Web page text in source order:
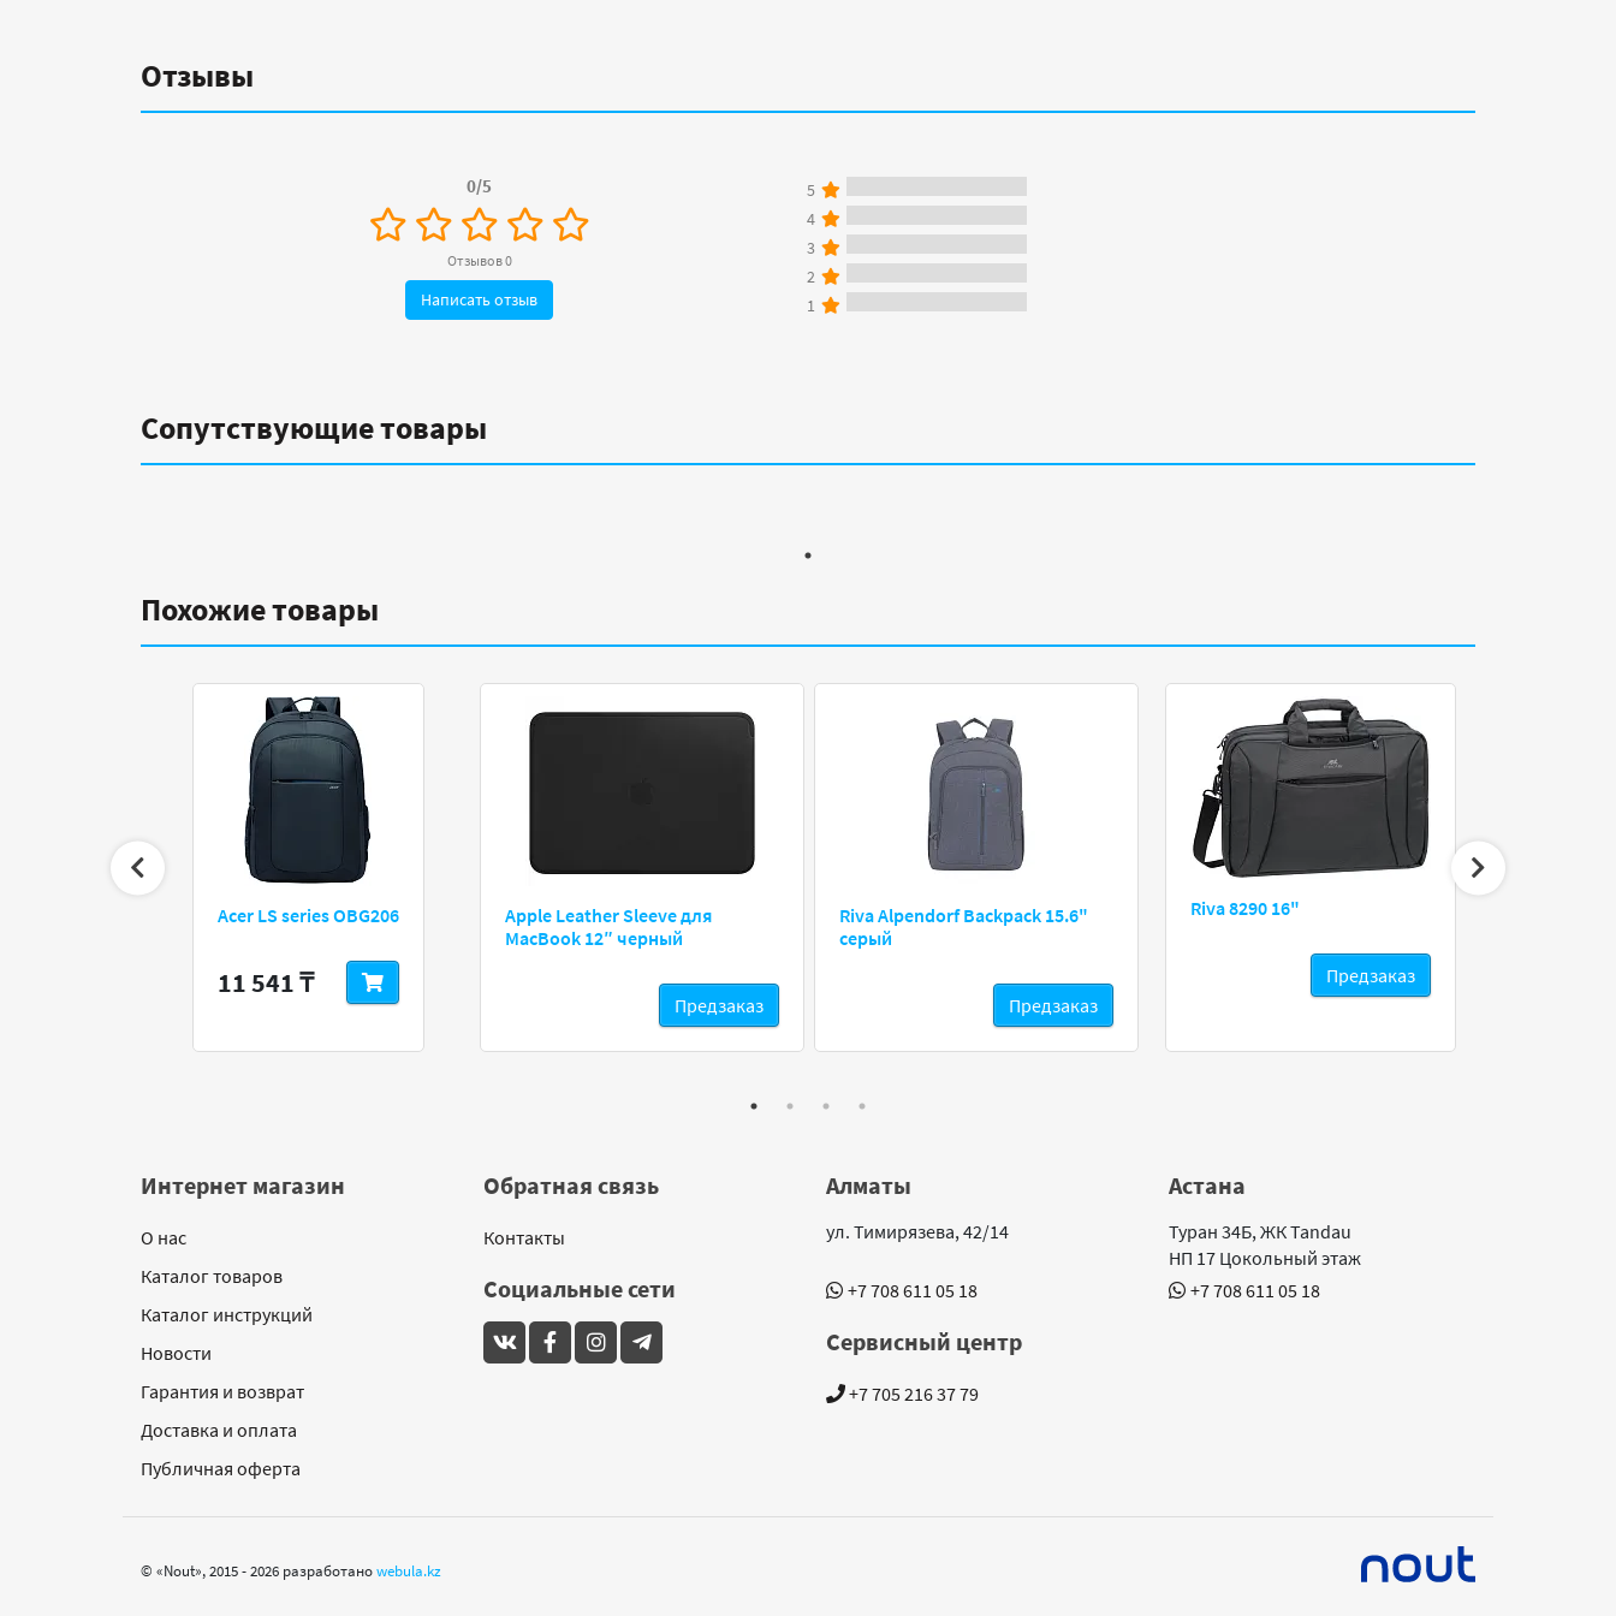
Отзывы
0/5
Отзывов 0
Написать отзыв
5
4
3
2
1
Сопутствующие товары
Похожие товары
Acer LS series OBG206
11 541 ₸
Apple Leather Sleeve для
MacBook 12″ черный
Предзаказ
Riva Alpendorf Backpack 15.6"
серый
Предзаказ
Riva 8290 16"
Предзаказ
Интернет магазин
О нас
Каталог товаров
Каталог инструкций
Новости
Гарантия и возврат
Доставка и оплата
Публичная оферта
Обратная связь
Контакты
Социальные сети
Алматы
ул. Тимирязева, 42/14
+7 708 611 05 18
Астана
Туран 34Б, ЖК Tandau
НП 17 Цокольный этаж
+7 708 611 05 18
Сервисный центр
+7 705 216 37 79
© «Nout», 2015 - 2026 разработаноwebula.kz